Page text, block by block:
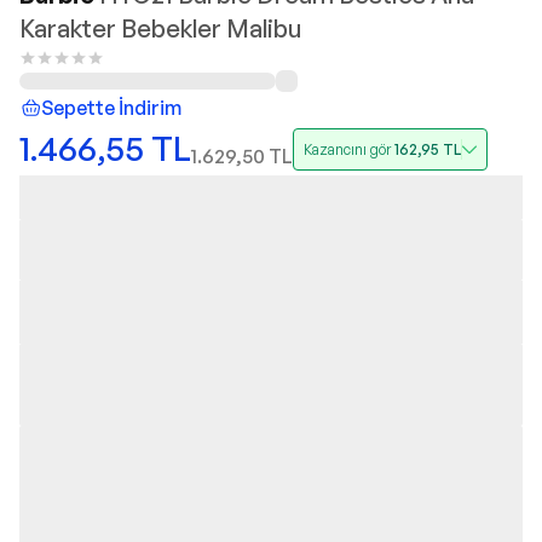
Karakter Bebekler Malibu
Sepette İndirim
1.466,55 TL1.629,50 TL Kazancını gör162,95 TL